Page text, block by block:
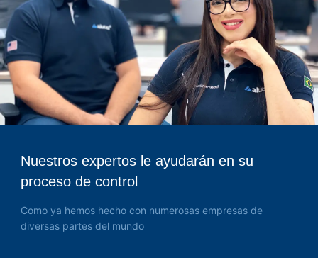
Nuestros expertos le ayudarán en su
proceso de control
Como ya hemos hecho con numerosas empresas de
diversas partes del mundo